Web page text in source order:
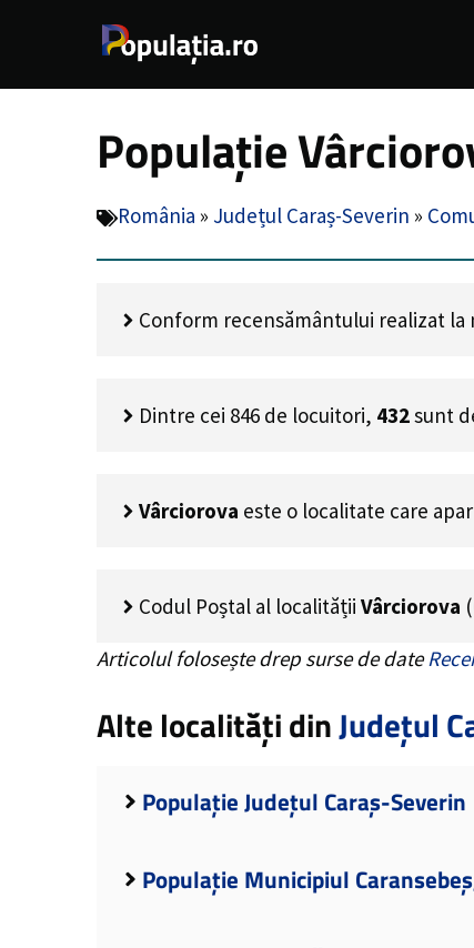
Populație
România » Județul Caraș-Severin »
Conform recensământului realizat
Dintre cei 846 de locuitori, 432sunt
Vârciorova este o localitate care
Codul Poștal al localității Vârciorova (
Articolul folosește drep surse de date
Alte localități dinJudețul
Populație Județul Caraș-Severin
Populație Municipiul